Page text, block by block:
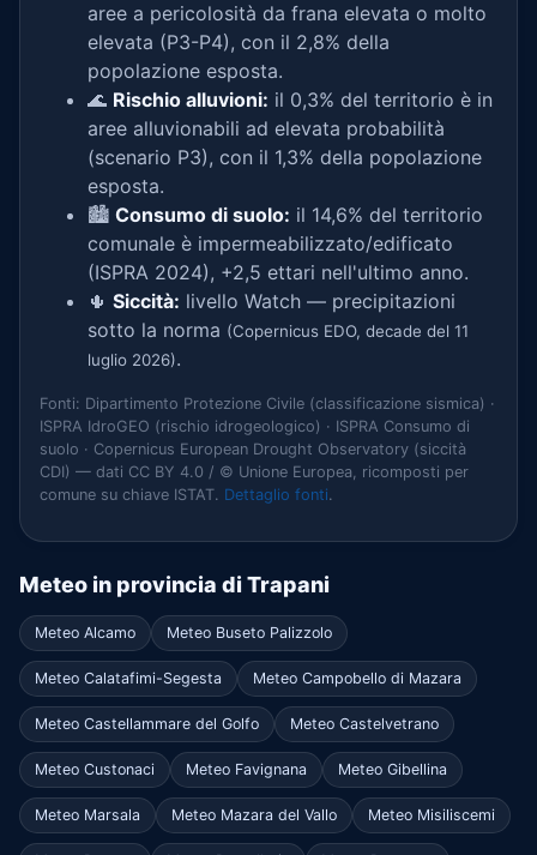
aree a pericolosità da frana elevata o molto
elevata (P3-P4), con il 2,8% della
popolazione esposta.
🌊 Rischio alluvioni: il 0,3% del territorio è in
aree alluvionabili ad elevata probabilità
(scenario P3), con il 1,3% della popolazione
esposta.
🏙️ Consumo di suolo: il 14,6% del territorio
comunale è impermeabilizzato/edificato
(ISPRA 2024), +2,5 ettari nell'ultimo anno.
🌵 Siccità: livello Watch — precipitazioni
sotto la norma (Copernicus EDO, decade del 11
luglio 2026).
Fonti: Dipartimento Protezione Civile (classificazione sismica) ·
ISPRA IdroGEO (rischio idrogeologico) · ISPRA Consumo di
suolo · Copernicus European Drought Observatory (siccità
CDI) — dati CC BY 4.0 / © Unione Europea, ricomposti per
comune su chiave ISTAT. Dettaglio fonti.
Meteo in provincia di Trapani
Meteo Alcamo Meteo Buseto Palizzolo
Meteo Calatafimi-Segesta Meteo Campobello di Mazara
Meteo Castellammare del Golfo Meteo Castelvetrano
Meteo Custonaci Meteo Favignana Meteo Gibellina
Meteo Marsala Meteo Mazara del Vallo Meteo Misiliscemi